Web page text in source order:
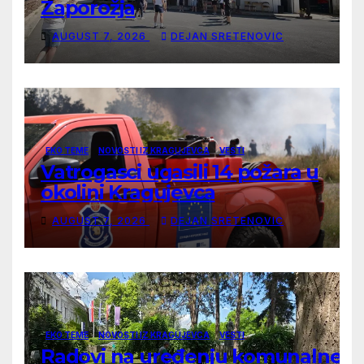
Zaporožja
AUGUST 7, 2026 DEJAN SRETENOVIC
EKO TEME NOVOSTI IZ KRAGUJEVCA VESTI
Vatrogasci ugasili 14 požara u
okolini Kragujevca
AUGUST 7, 2026 DEJAN SRETENOVIC
EKO TEME NOVOSTI IZ KRAGUJEVCA VESTI
Radovi na uređenju komunalne